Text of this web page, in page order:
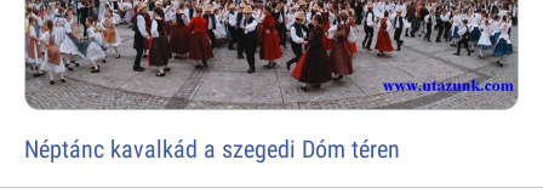
Néptánc kavalkád a szegedi Dóm téren